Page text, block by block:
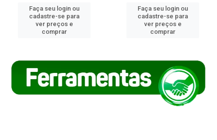
Faça seu login ou
cadastre-se para
ver preços e
comprar
Faça seu login ou
cadastre-se para
ver preços e
comprar